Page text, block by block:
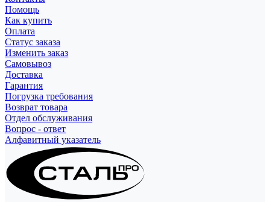
Помощь
Как купить
Оплата
Статус заказа
Изменить заказ
Самовывоз
Доставка
Гарантия
Погрузка требования
Возврат товара
Отдел обслуживания
Вопрос - ответ
Алфавитный указатель